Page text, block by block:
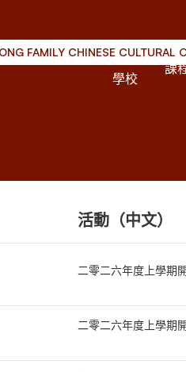
FAMILY CHINESE CULTURAL
關於
學校
課
活動（中文）
二零二六年度上學期
二零二六年度上學期